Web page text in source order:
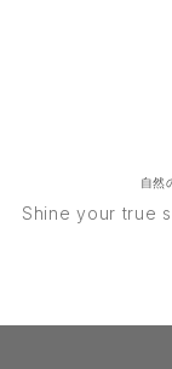
自然
Shine your true